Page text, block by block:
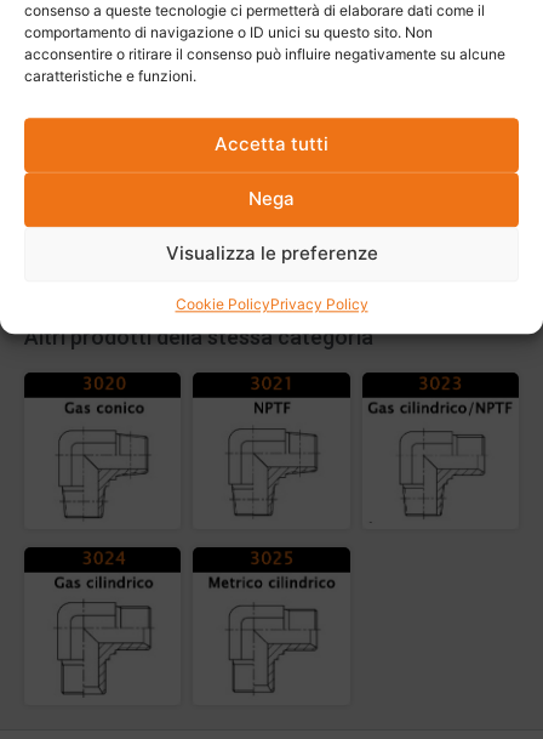
consenso a queste tecnologie ci permetterà di elaborare dati come il
comportamento di navigazione o ID unici su questo sito. Non
acconsentire o ritirare il consenso può influire negativamente su alcune
caratteristiche e funzioni.
Accetta tutti
Nega
Visualizza le preferenze
Cookie PolicyPrivacy Policy
Altri prodotti della stessa categoria